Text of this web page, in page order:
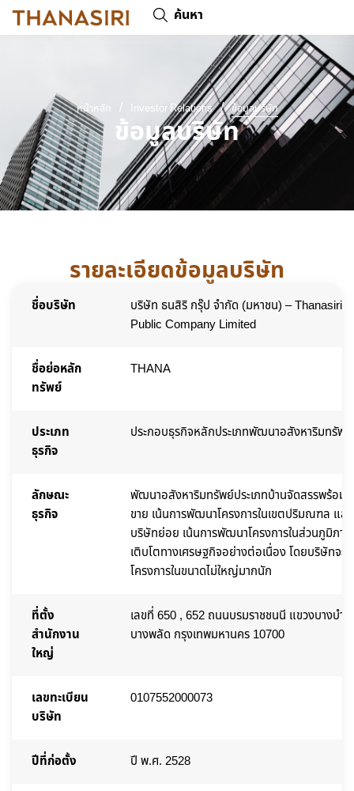
ค้นหา
หน้าหลัก / Investor Relations / ข้อมูลบริษัท
ข้อมูลบริษัท
รายละเอียดข้อมูลบริษัท
ชื่อบริษัท
บริษัท ธนสิริ กรุ๊ป จำกัด (มหาชน) – Thanasiri
Public Company Limited
ชื่อย่อหลัก
ทรัพย์
THANA
ประเภท
ธุรกิจ
ประกอบธุรกิจหลักประเภทพัฒนาอสังหาริมทรัพย์
ลักษณะ
ธุรกิจ
พัฒนาอสังหาริมทรัพย์ประเภทบ้านจัดสรรพร้อม
ขาย เน้นการพัฒนาโครงการในเขตปริมณฑล แล
บริษัทย่อย เน้นการพัฒนาโครงการในส่วนภูมิภา
เติบโตทางเศรษฐกิจอย่างต่อเนื่อง โดยบริษัทจ
โครงการในขนาดไม่ใหญ่มากนัก
ที่ตั้ง
สำนักงาน
ใหญ่
เลขที่ 650 , 652 ถนนบรมราชชนนี แขวงบางบำห
บางพลัด กรุงเทพมหานคร 10700
เลขทะเบียน
บริษัท
0107552000073
ปีที่ก่อตั้ง ปี พ.ศ. 2528